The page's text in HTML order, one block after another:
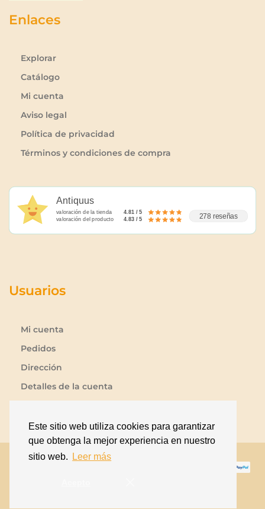
Este sitio web utiliza cookies para garantizar
que obtenga la mejor experiencia en nuestro
sitio web.
Leer más
Enlaces
Explorar
Catálogo
Mi cuenta
Aviso legal
Política de privacidad
Términos y condiciones de compra
Antiquus
valoración de la tienda
4.81 / 5
valoración del producto
4.83 / 5 278 reseñas
Usuarios
Mi cuenta
Pedidos
Dirección
Detalles de la cuenta
Contraseña perdida